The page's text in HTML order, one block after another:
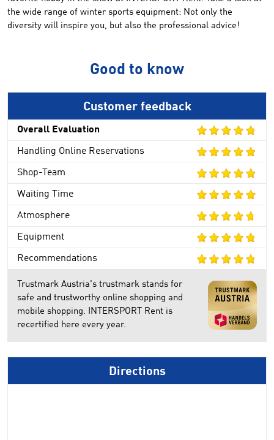
the wide range of winter sports equipment: Not only the
diversity will inspire you, but also the professional advice !
Good to know
Customer feedback
Overall Evaluation
Handling Online Reservations
Shop-Team
Waiting Time
Atmosphere
Equipment
Recommendations
Trustmark Austria's trustmark stands for
safe and trustworthy online shopping and
mobile shopping. INTERSPORT Rent is
recertified here every year.
Directions